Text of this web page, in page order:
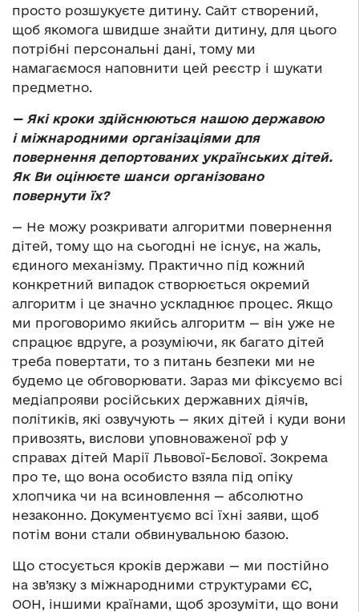
просто розшукуєте дитину. Сайт створений,
щоб якомога швидше знайти дитину, для цього
потрібні персональні дані, тому ми
намагаємося наповнити цей реєстр і шукати
предметно.
— Які кроки здійснюються нашою державою
і міжнародними організаціями для
повернення депортованих українських дітей.
Як Ви оцінюєте шанси організовано
повернути їх?
— Не можу розкривати алгоритми повернення
дітей, тому що на сьогодні не існує, на жаль,
єдиного механізму. Практично під кожний
конкретний випадок створюється окремий
алгоритм і це значно ускладнює процес. Якщо
ми проговоримо якийсь алгоритм — він уже не
спрацює вдруге, а розуміючи, як багато дітей
треба повертати, то з питань безпеки ми не
будемо це обговорювати. Зараз ми фіксуємо всі
медіапрояви російських державних діячів,
політиків, які озвучують — яких дітей і куди вони
привозять, вислови уповноваженої рф у
справах дітей Марії Львової-Бєлової. Зокрема
про те, що вона особисто взяла під опіку
хлопчика чи на всиновлення — абсолютно
незаконно. Документуємо всі їхні заяви, щоб
потім вони стали обвинувальною базою.
Що стосується кроків держави — ми постійно
на зв’язку з міжнародними структурами ЄС,
ООН, іншими країнами, щоб зрозуміти, що вони